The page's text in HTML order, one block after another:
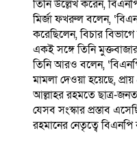
তিনি উল্লেখ করেন,
মির্জা ফখরুল বলেন,
করেছিলেন, বিচার বিভাগে
একই সঙ্গে তিনি
তিনি আরও বলেন,
মামলা দেওয়া হয়েছে,
আল্লাহর রহমতে ছাত্র-
যেসব সংস্কার প্রস্তাব
রহমানের নেতৃত্বে